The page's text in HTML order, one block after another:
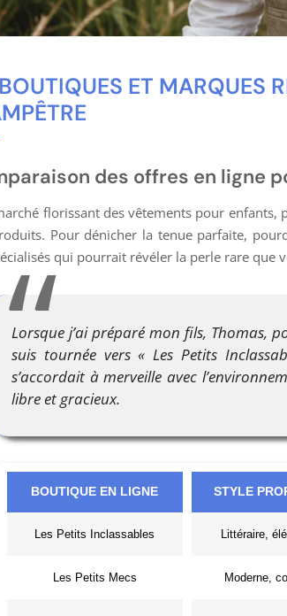
ET MARQUES
des offres en ligne
florissant des vêtements pour
Pour dénicher la tenue parfaite,
qui pourrait révéler la perle rare que
Lorsque j’ai préparé mon fils, Thomas,
suis tournée vers « Les Petits
s’accordait à merveille avec
libre et gracieux.
BOUTIQUE EN LIGNE STYLE
Les Petits Inclassables Littéraire,
Les Petits Mecs Moderne,